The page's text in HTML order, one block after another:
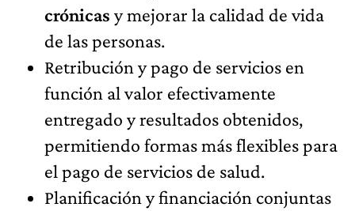
crónicas y mejorar la calidad de vida
de las personas.
Retribución y pago de servicios en
función al valor efectivamente
entregado y resultados obtenidos,
permitiendo formas más flexibles para
el pago de servicios de salud.
Planificación y financiación conjuntas